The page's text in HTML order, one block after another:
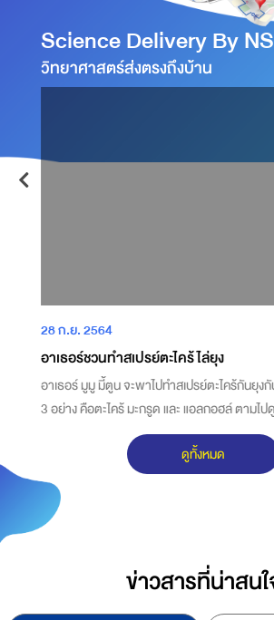
Science Delivery By
วิทยาศาสตร์ส่งตรงถึงบ้าน
28 ก.ย. 2564
อาเธอร์ชวนทำสเปรย์ตะไคร้ไล่ยุง
อาเธอร์ มูมู มี้ตูน จะพาไปทำสเปรย์ตะไคร้กันยุง
3 อย่าง คือตะไคร้ มะกรูด และ แอลกอฮล์ ตามไป
ตอนในการทำอย่างไร
ดูทั้งหมด
ข่าวสารที่น่าสน